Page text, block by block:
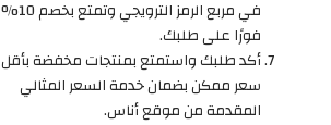
في مربع الرمز الترويجي وتمتع بخصم 10%
فورًا على طلبك.
أكد طلبك واستمتع بمنتجات مخفضة بأقل
سعر ممكن بضمان خدمة السعر المثالي
المقدمة من موقع أناس.